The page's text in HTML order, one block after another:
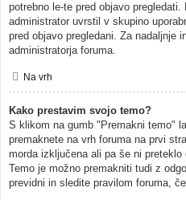
potrebno le-te pred objavo
administrator uvrstil v skupino
pred objavo pregledani. Za nadaljnje
administratorja foruma.
Na vrh
Kako prestavim svojo temo?
S klikom na gumb "Premakni temo"
premaknete na vrh foruma na prvi
morda izključena ali pa še ni preteklo
Temo je možno premakniti tudi z
previdni in sledite pravilom foruma,